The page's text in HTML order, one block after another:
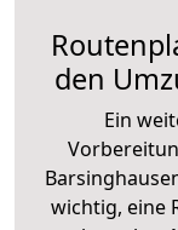
den
Ein
wichtig, eine